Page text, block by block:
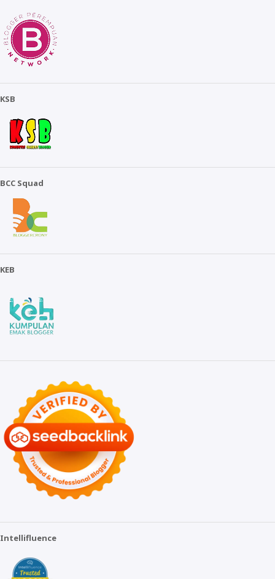
KSB
BCC Squad
KEB
Intellifluence